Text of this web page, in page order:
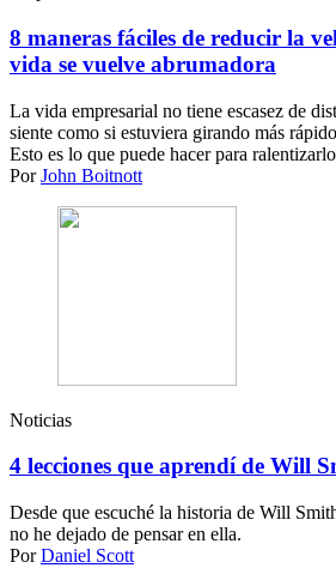
8 maneras fáciles de reducir la
vida se vuelve abrumadora
La vida empresarial no tiene escasez de
siente como si estuviera girando más
Esto es lo que puede hacer para
PorJohn Boitnott
Noticias
4 lecciones que aprendí de Will
Desde que escuché la historia de Will
no he dejado de pensar en ella.
PorDaniel Scott